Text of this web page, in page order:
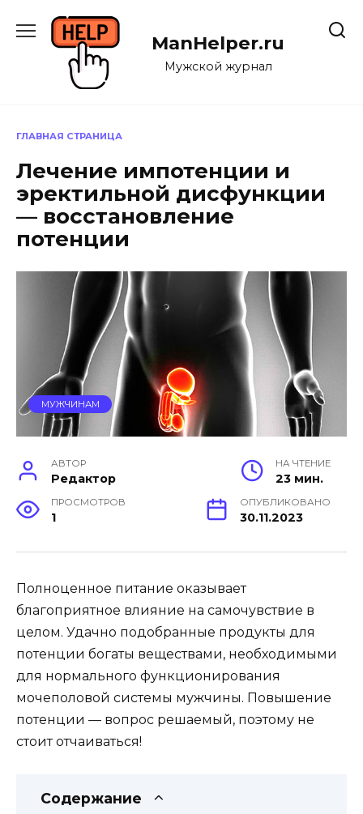
содержанию
ManHelper.ru
Мужской журнал
ГЛАВНАЯ СТРАНИЦА
Лечение импотенции и
эректильной дисфункции
— восстановление
потенции
МУЖЧИНАМ
АВТОР
Редактор
НА ЧТЕНИЕ
23 мин.
ПРОСМОТРОВ
1
ОПУБЛИКОВАНО
30.11.2023
Полноценное питание оказывает
благоприятное влияние на самочувствие в
целом. Удачно подобранные продукты для
потенции богаты веществами, необходимыми
для нормального функционирования
мочеполовой системы мужчины. Повышение
потенции — вопрос решаемый, поэтому не
стоит отчаиваться!
Содержание